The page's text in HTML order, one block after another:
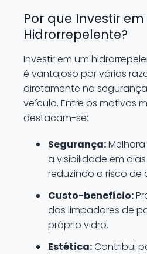
Por que Investir
Hidrorrepelente?
Investir em um
é vantajoso por várias
diretamente na
veículo. Entre os motivos
destacam-se:
Segurança:
a visibilidade em
reduzindo o risco de
Custo-benefício:
dos limpadores de
próprio vidro.
Estética:Contribui